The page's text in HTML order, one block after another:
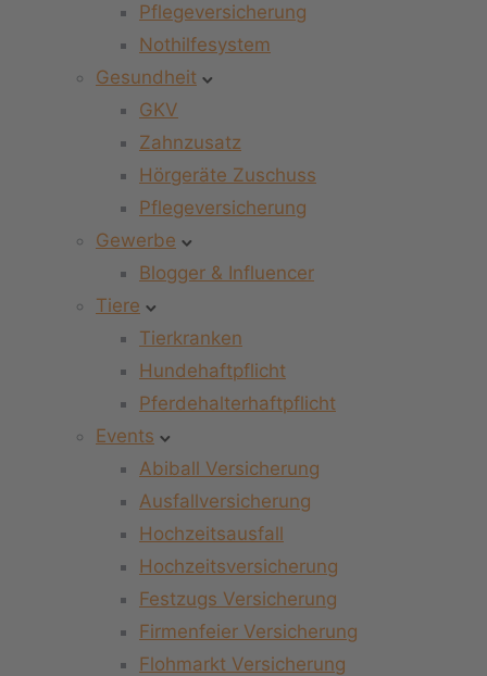
Pflegeversicherung
Nothilfesystem
Gesundheit
GKV
Zahnzusatz
Hörgeräte Zuschuss
Pflegeversicherung
Gewerbe
Blogger & Influencer
Tiere
Tierkranken
Hundehaftpflicht
Pferdehalterhaftpflicht
Events
Abiball Versicherung
Ausfallversicherung
Hochzeitsausfall
Hochzeitsversicherung
Festzugs Versicherung
Firmenfeier Versicherung
Flohmarkt Versicherung